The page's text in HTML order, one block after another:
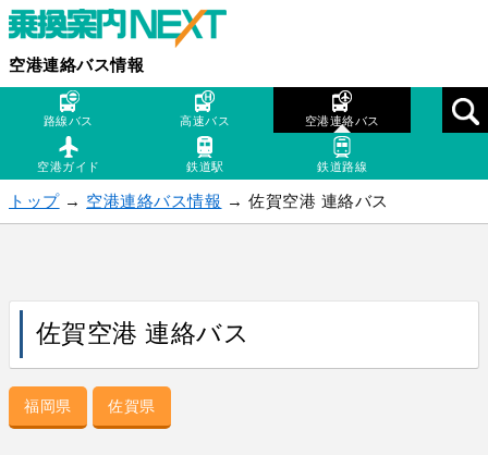
空港連絡バス情報
路線バス 高速バス 空港連絡バス
空港ガイド 鉄道駅 鉄道路線
トップ→ 空港連絡バス情報 → 佐賀空港 連絡バス
佐賀空港 連絡バス
福岡県 佐賀県